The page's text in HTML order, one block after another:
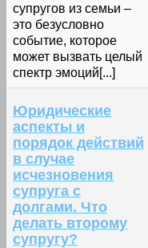
супругов из семьи –
это безусловно
событие, которое
может вызвать целый
спектр эмоций[...]
Юридические
аспекты и
порядок действий
в случае
исчезновения
супруга с
долгами. Что
делать второму
супругу?